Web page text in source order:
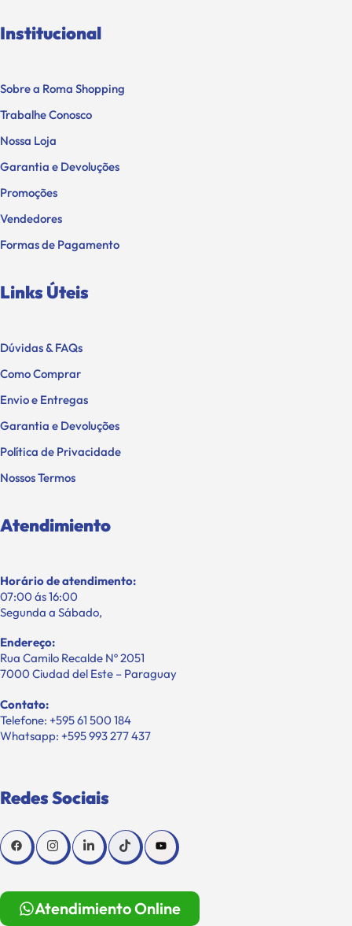
Institucional
Sobre a Roma Shopping
Trabalhe Conosco
Nossa Loja
Garantia e Devoluções
Promoções
Vendedores
Formas de Pagamento
Links Úteis
Dúvidas & FAQs
Como Comprar
Envio e Entregas
Garantia e Devoluções
Política de Privacidade
Nossos Termos
Atendimiento
Horário de atendimento:
07:00 ás 16:00
Segunda a Sábado,
Endereço:
Rua Camilo Recalde Nº 2051
7000 Ciudad del Este – Paraguay
Contato:
Telefone: +595 61 500 184
Whatsapp: +595 993 277 437
Redes Sociais
Atendimiento Online